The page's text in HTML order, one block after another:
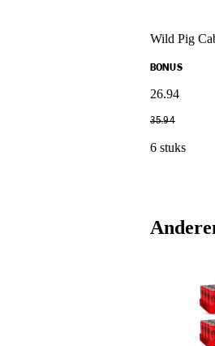
Wild Pig
BONUS
26.94
35.94
6 stuks